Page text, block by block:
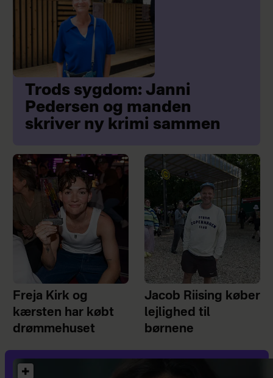
Trods sygdom: Janni
Pedersen og manden
skriver ny krimi sammen
Freja Kirk og
kærsten har købt
drømmehuset
Jacob Riising køber
lejlighed til
børnene